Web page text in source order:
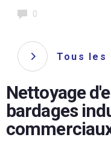
0
Tous les
Nettoyage
bardages